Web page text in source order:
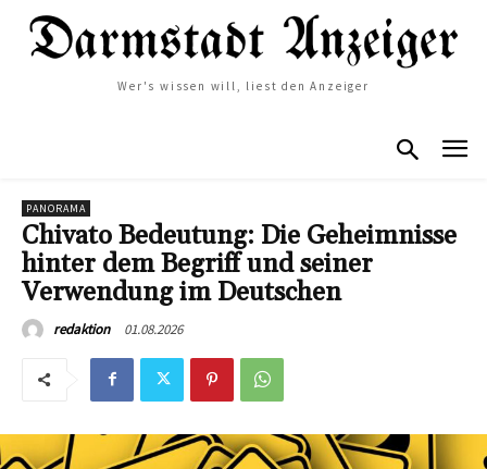
Wer's wissen will, liest den Anzeiger
PANORAMA
Chivato Bedeutung: Die Geheimnisse
hinter dem Begriff und seiner
Verwendung im Deutschen
redaktion 01.08.2026